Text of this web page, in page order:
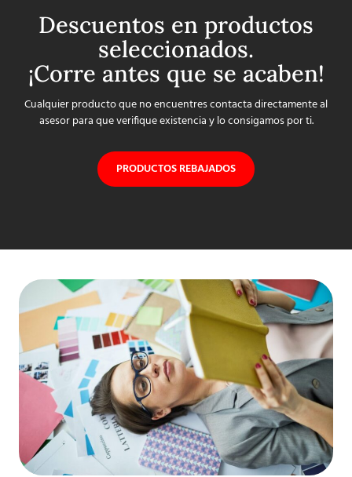
Descuentos en productos
seleccionados.
¡Corre antes que se acaben!
Cualquier producto que no encuentres contacta directamente al
asesor para que verifique existencia y lo consigamos por ti.
PRODUCTOS REBAJADOS